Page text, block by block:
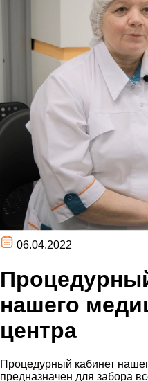
06.04.2022
нашего
центра
Процедурный кабинет
предназначен для забора